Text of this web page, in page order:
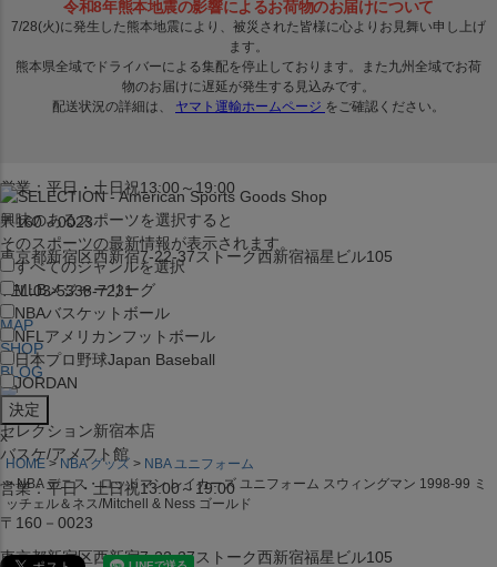
営業：平日・土日祝13:00～19:00
〒160－0023
東京都新宿区西新宿7-22-37ストーク西新宿福星ビル105
TEL:03-5338-7231
MAP
SHOP
BLOG
セレクション新宿本店
バスケ/アメフト館
営業：平日・土日祝13:00～19:00
〒160－0023
東京都新宿区西新宿7-22-37ストーク西新宿福星ビル105
在庫品は 1-3営業日内で発送!! ※お取寄せ商品は対象外
興味のあるスポーツを選択すると
そのスポーツの最新情報が表示されます。
すべてのジャンルを選択
MLBメジャーリーグ
NBAバスケットボール
NFL アメリカンフットボール
日本プロ野球Japan Baseball
JORDAN
x
HOME NBA グッズ
NBA ユニフォーム
NBA デニス・ロッドマン レイカーズ ユニフォーム スウィングマン 1998-99 ミ
ッチェル＆ネス/Mitchell & Ness ゴールド